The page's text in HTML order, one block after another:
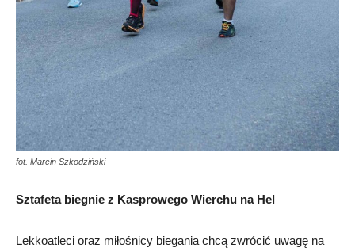
fot. Marcin Szkodziński
Sztafeta biegnie z Kasprowego Wierchu na Hel
Lekkoatleci oraz miłośnicy biegania chcą zwrócić uwagę na